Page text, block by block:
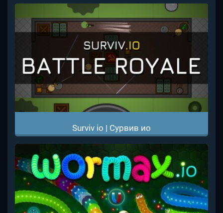
Surviv io | Сурвив ио